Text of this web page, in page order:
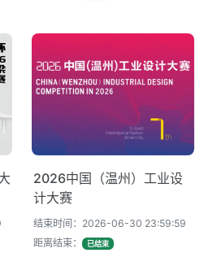
2026中国（温州）工业设
计大赛
结束时间：2026-06-30 23:59:59
距离结束：
已结束